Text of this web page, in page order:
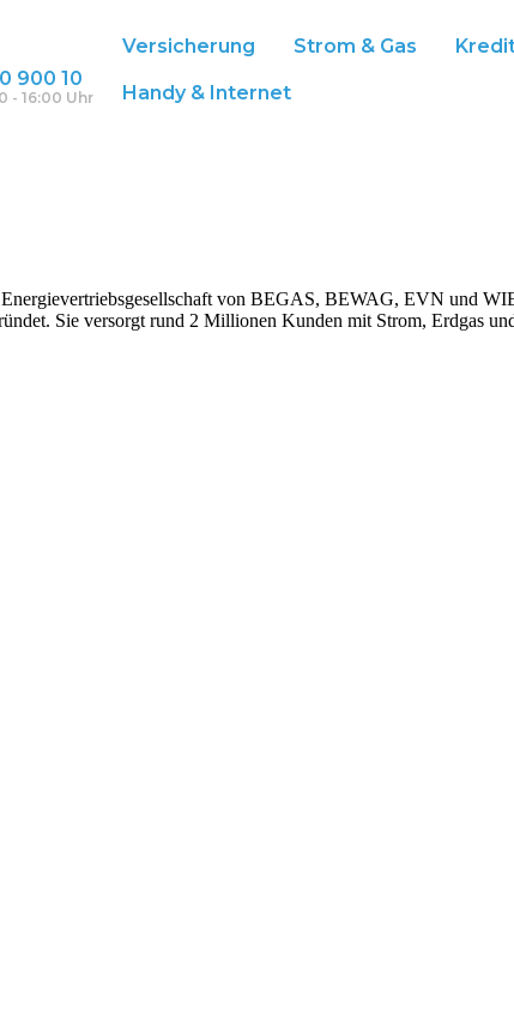
900 10
- 16:00 Uhr
Versicherung Strom & Gas
Handy & Internet
von BEGAS, BEWAG, EVN und
Sie versorgt rund 2 Millionen Kunden mit Strom, Erdgas